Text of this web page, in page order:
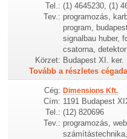
Tel.: (1) 4645230, (1)
Tev.: programozás,
program,
signalbau huber,
csatorna, detektor
Körzet: Budapest XI. ker.
Tovább a részletes
Cég: Dimensions Kft.
Cím: 1191 Budapest
Tel.: (12) 820696
Tev.: programozás,